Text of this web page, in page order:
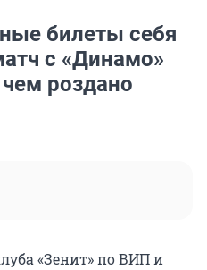
билеты себя
с «Динамо»
роздано
«Зенит» по ВИП и